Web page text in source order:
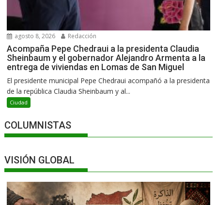
agosto 8, 2026 Redacción
Acompaña Pepe Chedraui a la presidenta Claudia
Sheinbaum y el gobernador Alejandro Armenta a la
entrega de viviendas en Lomas de San Miguel
El presidente municipal Pepe Chedraui acompañó a la presidenta
de la república Claudia Sheinbaum y al...
Ciudad
COLUMNISTAS
VISIÓN GLOBAL